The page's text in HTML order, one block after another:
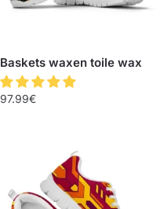
Baskets waxen toile wax
97.99€